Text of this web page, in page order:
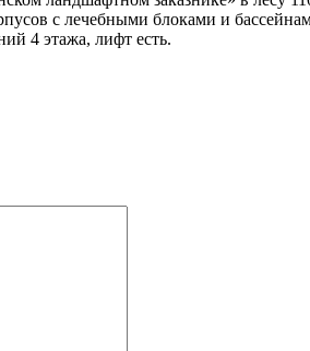
с лечебными блоками и
4 этажа, лифт есть.